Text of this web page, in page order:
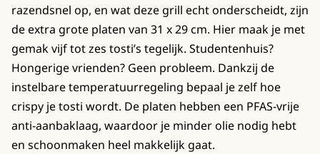
razendsnel op, en wat deze grill echt onderscheidt, zijn
de extra grote platen van 31 x 29 cm. Hier maak je met
gemak vijf tot zes tosti’s tegelijk. Studentenhuis?
Hongerige vrienden? Geen probleem. Dankzij de
instelbare temperatuurregeling bepaal je zelf hoe
crispy je tosti wordt. De platen hebben een PFAS-vrije
anti-aanbaklaag, waardoor je minder olie nodig hebt
en schoonmaken heel makkelijk gaat.